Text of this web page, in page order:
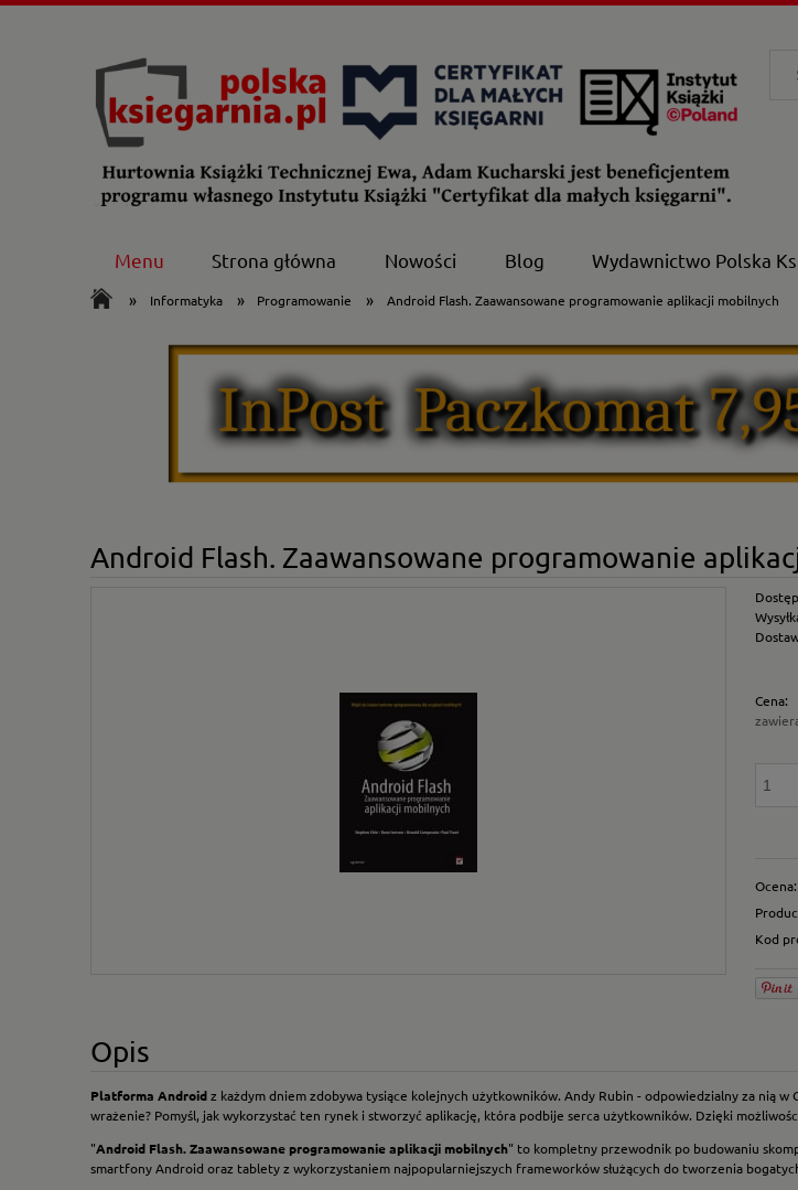
Menu Strona główna Nowości Blog Wydawnictwo Polska
» Informatyka » Programowanie » Android Flash. Zaawansowane programowanie aplikacji mobilnych
Android Flash. Zaawansowane programowanie
Cena:
Ocena:
Kod
Opis
Platforma Androidz każdym dniem zdobywa tysiące kolejnych użytkowników. Andy Rubin - odpowiedzialny za nią
wrażenie? Pomyśl, jak wykorzystać ten rynek i stworzyć aplikację, która podbije serca użytkowników. Dzięki
"Android Flash. Zaawansowane programowanie aplikacji mobilnych" to kompletny przewodnik po budowaniu
smartfony Android oraz tablety z wykorzystaniem najpopularniejszych frameworków służących do tworzenia